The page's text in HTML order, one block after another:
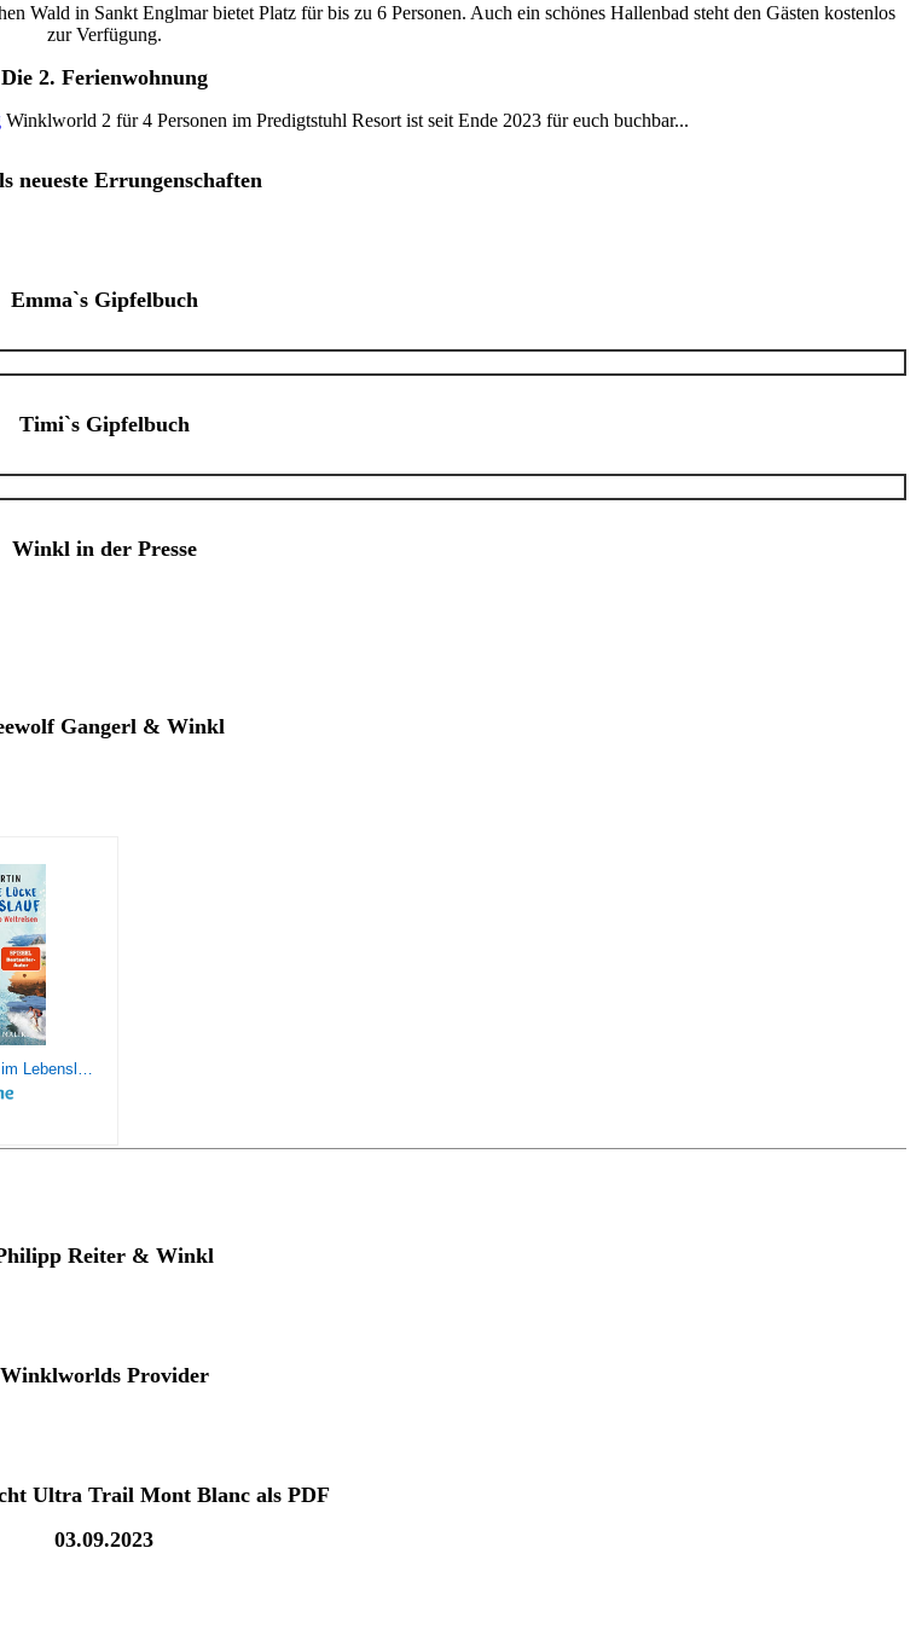
Wald in Sankt Englmar bietet Platz für bis zu 6 Personen. Auch ein schönes Hallenbad steht den Gästen kostenlos
zur Verfügung.
Die 2. Ferienwohnung
Winklworld 2 für 4 Personen im Predigtstuhl Resort ist seit Ende 2023 für euch buchbar...
neueste Errungenschaften
Emma`s Gipfelbuch
Timi`s Gipfelbuch
Winkl in der Presse
Gangerl & Winkl
Reiter & Winkl
Winklworlds Provider
Ultra Trail Mont Blanc als PDF
03.09.2023